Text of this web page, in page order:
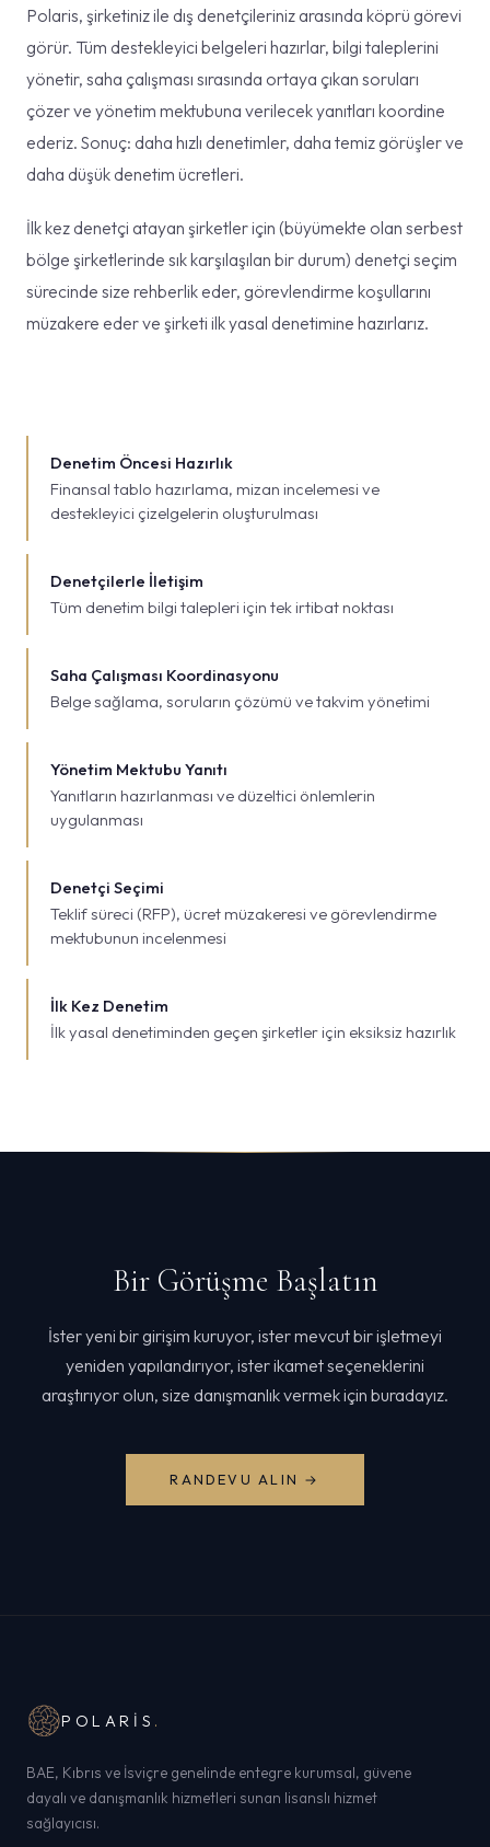
Polaris, şirketiniz ile dış denetçileriniz arasında köprü görevi
görür. Tüm destekleyici belgeleri hazırlar, bilgi taleplerini
yönetir, saha çalışması sırasında ortaya çıkan soruları
çözer ve yönetim mektubuna verilecek yanıtları koordine
ederiz. Sonuç: daha hızlı denetimler, daha temiz görüşler ve
daha düşük denetim ücretleri.
İlk kez denetçi atayan şirketler için (büyümekte olan serbest
bölge şirketlerinde sık karşılaşılan bir durum) denetçi seçim
sürecinde size rehberlik eder, görevlendirme koşullarını
müzakere eder ve şirketi ilk yasal denetimine hazırlarız.
Denetim Öncesi Hazırlık
Finansal tablo hazırlama, mizan incelemesi ve
destekleyici çizelgelerin oluşturulması
Denetçilerle İletişim
Tüm denetim bilgi talepleri için tek irtibat noktası
Saha Çalışması Koordinasyonu
Belge sağlama, soruların çözümü ve takvim yönetimi
Yönetim Mektubu Yanıtı
Yanıtların hazırlanması ve düzeltici önlemlerin
uygulanması
Denetçi Seçimi
Teklif süreci (RFP), ücret müzakeresi ve görevlendirme
mektubunun incelenmesi
İlk Kez Denetim
İlk yasal denetiminden geçen şirketler için eksiksiz hazırlık
Bir Görüşme Başlatın
İster yeni bir girişim kuruyor, ister mevcut bir işletmeyi
yeniden yapılandırıyor, ister ikamet seçeneklerini
araştırıyor olun, size danışmanlık vermek için buradayız.
RANDEVU ALIN →
POLARIS .
BAE, Kıbrıs ve İsviçre genelinde entegre kurumsal, güvene
dayalı ve danışmanlık hizmetleri sunan lisanslı hizmet
sağlayıcısı.